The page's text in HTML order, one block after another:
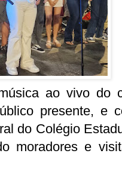
ao vivo do
presente, e
do Colégio
moradores e